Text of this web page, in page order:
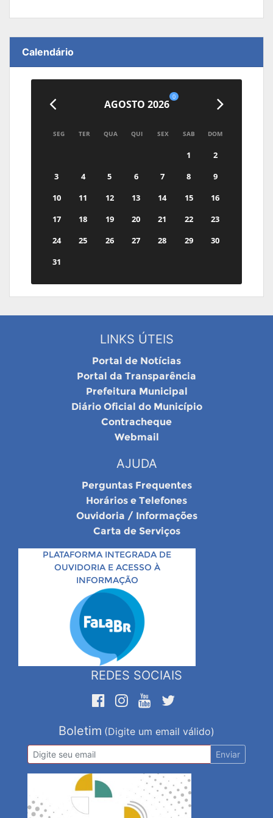
Calendário
AGOSTO 2026
0
SEG TER QUA QUI SEX SAB DOM
1
2
3
4 5 6 7 8
9
10
11 12 13 14 15
16
17
18 19 20 21 22
23
24
25 26 27 28 29
30
31
LINKS ÚTEIS
Portal de Notícias
Portal da Transparência
Prefeitura Municipal
Diário Oficial do Município
Contracheque
Webmail
AJUDA
Perguntas Frequentes
Horários e Telefones
Ouvidoria / Informações
Carta de Serviços
PLATAFORMA INTEGRADA DE
OUVIDORIA E ACESSO À
INFORMAÇÃO
REDES SOCIAIS
Boletim (Digite um email válido)
Enviar